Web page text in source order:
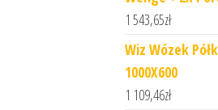
1 543,65zł
Wiz Wózek
1000X600
1 109,46zł